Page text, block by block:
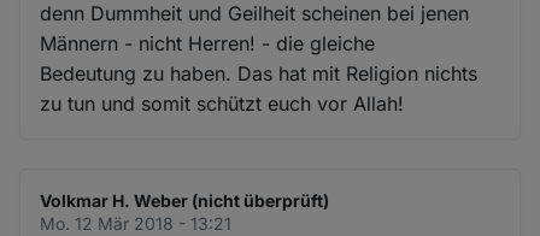
denn Dummheit und Geilheit scheinen bei jenen
Männern - nicht Herren! - die gleiche
Bedeutung zu haben. Das hat mit Religion nichts
zu tun und somit schützt euch vor Allah!
Volkmar H. Weber (nicht überprüft)
Mo. 12 Mär 2018 - 13:21